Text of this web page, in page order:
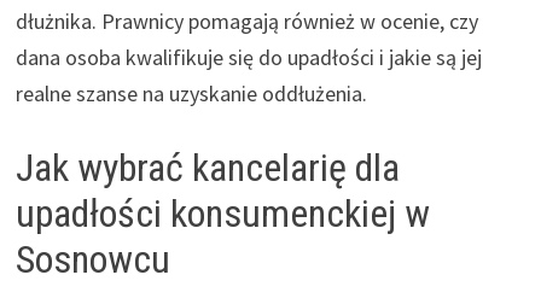
dłużnika. Prawnicy pomagają również w ocenie, czy
dana osoba kwalifikuje się do upadłości i jakie są jej
realne szanse na uzyskanie oddłużenia.
Jak wybrać kancelarię dla
upadłości konsumenckiej w
Sosnowcu